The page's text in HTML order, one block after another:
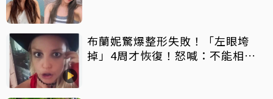
布蘭妮驚爆整形失敗！「左眼垮
掉」4周才恢復！怒喊：不能相信